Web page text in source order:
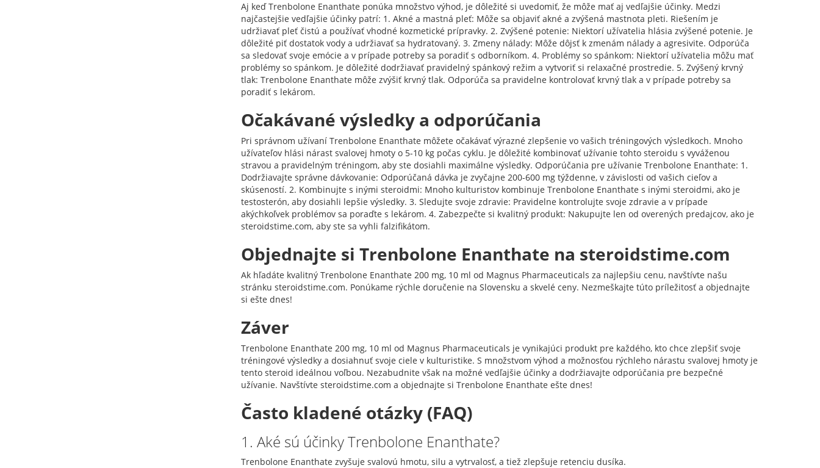
Aj keď Trenbolone Enanthate ponúka množstvo výhod, je dôležité si uvedomiť, že môže mať aj vedľajšie účinky. Medzi
najčastejšie vedľajšie účinky patrí: 1. Akné a mastná pleť: Môže sa objaviť akné a zvýšená mastnota pleti. Riešením je
udržiavať pleť čistú a používať vhodné kozmetické prípravky. 2. Zvýšené potenie: Niektorí užívatelia hlásia zvýšené potenie. Je
dôležité piť dostatok vody a udržiavať sa hydratovaný. 3. Zmeny nálady: Môže dôjsť k zmenám nálady a agresivite. Odporúča
sa sledovať svoje emócie a v prípade potreby sa poradiť s odborníkom. 4. Problémy so spánkom: Niektorí užívatelia môžu mať
problémy so spánkom. Je dôležité dodržiavať pravidelný spánkový režim a vytvoriť si relaxačné prostredie. 5. Zvýšený krvný
tlak: Trenbolone Enanthate môže zvýšiť krvný tlak. Odporúča sa pravidelne kontrolovať krvný tlak a v prípade potreby sa
poradiť s lekárom.
Očakávané výsledky a odporúčania
Pri správnom užívaní Trenbolone Enanthate môžete očakávať výrazné zlepšenie vo vašich tréningových výsledkoch. Mnoho
užívateľov hlási nárast svalovej hmoty o 5-10 kg počas cyklu. Je dôležité kombinovať užívanie tohto steroidu s vyváženou
stravou a pravidelným tréningom, aby ste dosiahli maximálne výsledky. Odporúčania pre užívanie Trenbolone Enanthate: 1.
Dodržiavajte správne dávkovanie: Odporúčaná dávka je zvyčajne 200-600 mg týždenne, v závislosti od vašich cieľov a
skúseností. 2. Kombinujte s inými steroidmi: Mnoho kulturistov kombinuje Trenbolone Enanthate s inými steroidmi, ako je
testosterón, aby dosiahli lepšie výsledky. 3. Sledujte svoje zdravie: Pravidelne kontrolujte svoje zdravie a v prípade
akýchkoľvek problémov sa poraďte s lekárom. 4. Zabezpečte si kvalitný produkt: Nakupujte len od overených predajcov, ako je
steroidstime.com, aby ste sa vyhli falzifikátom.
Objednajte si Trenbolone Enanthate na steroidstime.com
Ak hľadáte kvalitný Trenbolone Enanthate 200 mg, 10 ml od Magnus Pharmaceuticals za najlepšiu cenu, navštívte našu
stránku steroidstime.com. Ponúkame rýchle doručenie na Slovensku a skvelé ceny. Nezmeškajte túto príležitosť a objednajte
si ešte dnes!
Záver
Trenbolone Enanthate 200 mg, 10 ml od Magnus Pharmaceuticals je vynikajúci produkt pre každého, kto chce zlepšiť svoje
tréningové výsledky a dosiahnuť svoje ciele v kulturistike. S množstvom výhod a možnosťou rýchleho nárastu svalovej hmoty je
tento steroid ideálnou voľbou. Nezabudnite však na možné vedľajšie účinky a dodržiavajte odporúčania pre bezpečné
užívanie. Navštívte steroidstime.com a objednajte si Trenbolone Enanthate ešte dnes!
Často kladené otázky (FAQ)
1. Aké sú účinky Trenbolone Enanthate?
Trenbolone Enanthate zvyšuje svalovú hmotu, silu a vytrvalosť, a tiež zlepšuje retenciu dusíka.